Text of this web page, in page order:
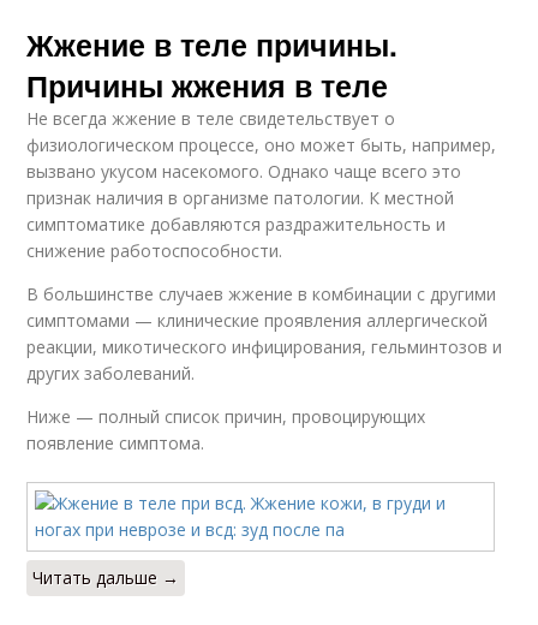
Жжение в теле причины.
Причины жжения в теле
Не всегда жжение в теле свидетельствует о
физиологическом процессе, оно может быть, например,
вызвано укусом насекомого. Однако чаще всего это
признак наличия в организме патологии. К местной
симптоматике добавляются раздражительность и
снижение работоспособности.
В большинстве случаев жжение в комбинации с другими
симптомами — клинические проявления аллергической
реакции, микотического инфицирования, гельминтозов и
других заболеваний.
Ниже — полный список причин, провоцирующих
появление симптома.
Читать дальше →